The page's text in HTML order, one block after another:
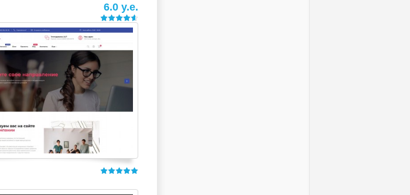
6.0 y.e.
Смотреть шаблон